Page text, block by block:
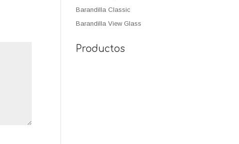
Barandilla Classic
Barandilla View Glass
Productos